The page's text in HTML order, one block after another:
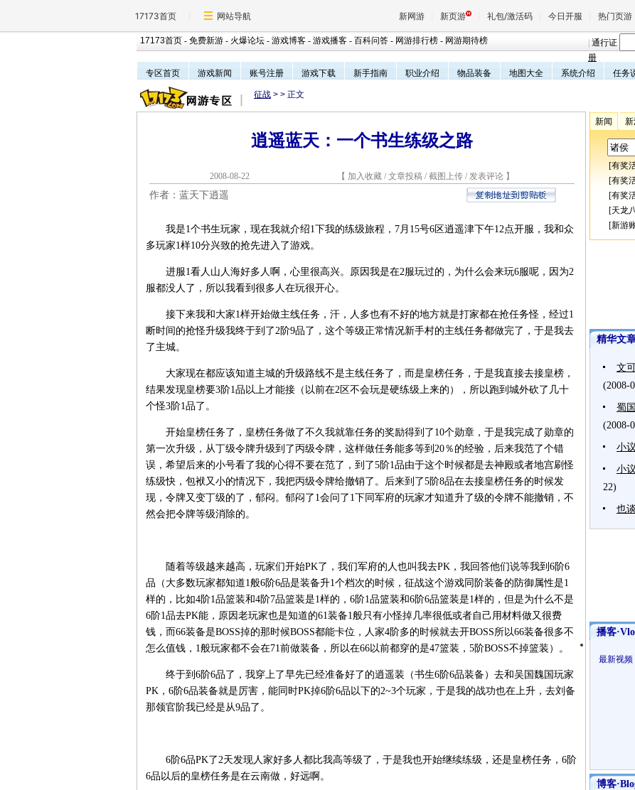
17173首页 网站导航 新网游 新页游 礼包/激活码 今日开服 热门页游
天堂
王权与
17173首页 - 免费新游 - 火爆论坛 - 游戏博客 - 游戏播客 - 百科问答 - 网游排行榜 - 网游期待榜 通行证
册
专区首页
游戏新闻 账号注册 游戏下载 新手指南 职业介绍 物品装备 地图大全 系统介绍 任务
征战 > > 正文
逍遥蓝天：一个书生练级之路
2008-08-22 【 加入收藏 / 文章投稿 / 截图上传 / 发表评论 】
作者：蓝天下逍遥
我是1个书生玩家，现在我就介绍1下我的练级旅程，7月15号6区逍遥津下午12点开服，我和众
多玩家1样10分兴致的抢先进入了游戏。
进服1看人山人海好多人啊，心里很高兴。原因我是在2服玩过的，为什么会来玩6服呢，因为2
服都没人了，所以我看到很多人在玩很开心。
接下来我和大家1样开始做主线任务，汗，人多也有不好的地方就是打家都在抢任务怪，经过1
断时间的抢怪升级我终于到了2阶9品了，这个等级正常情况新手村的主线任务都做完了，于是我去
了主城。
大家现在都应该知道主城的升级路线不是主线任务了，而是皇榜任务，于是我直接去接皇榜，
结果发现皇榜要3阶1品以上才能接（以前在2区不会玩是硬练级上来的），所以跑到城外砍了几十
个怪3阶1品了。
开始皇榜任务了，皇榜任务做了不久我就靠任务的奖励得到了10个勋章，于是我完成了勋章的
第一次升级，从丁级令牌升级到了丙级令牌，这样做任务能多等到20％的经验，后来我范了个错
误，希望后来的小号看了我的心得不要在范了，到了5阶1品由于这个时候都是去神殿或者地宫刷怪
练级快，包袱又小的情况下，我把丙级令牌给撤销了。后来到了5阶8品在去接皇榜任务的时候发
现，令牌又变丁级的了，郁闷。郁闷了1会问了1下同军府的玩家才知道升了级的令牌不能撤销，不
然会把令牌等级消除的。
随着等级越来越高，玩家们开始PK了，我们军府的人也叫我去PK，我回答他们说等我到6阶6
品（大多数玩家都知道1般6阶6品是装备升1个档次的时候，征战这个游戏同阶装备的防御属性是1
样的，比如4阶1品篮装和4阶7品篮装是1样的，6阶1品篮装和6阶6品篮装是1样的，但是为什么不是
6阶1品去PK能，原因老玩家也是知道的61装备1般只有小怪掉几率很低或者自己用材料做又很费
钱，而66装备是BOSS掉的那时候BOSS都能卡位，人家4阶多的时候就去开BOSS所以66装备很多不
怎么值钱，1般玩家都不会在71前做装备，所以在66以前都穿的是47篮装，5阶BOSS不掉篮装）。
终于到6阶6品了，我穿上了早先已经准备好了的逍遥装（书生6阶6品装备）去和吴国魏国玩家
PK，6阶6品装备就是厉害，能同时PK掉6阶6品以下的2~3个玩家，于是我的战功也在上升，去刘备
那领官阶我已经是从9品了。
6阶6品PK了2天发现人家好多人都比我高等级了，于是我也开始继续练级，还是皇榜任务，6阶
6品以后的皇榜任务是在云南做，好远啊。
新闻
[有奖
[有奖
[有奖
[天龙
[新游
精华文
文
(2008-
蜀
(2008-
小
小
22)
也
播客
最新视频
博客